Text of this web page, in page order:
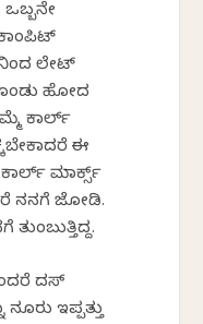
ಒಬ್ಬನೇ
ಲೇಟ್
ಹೋದ
ಕಾರ್ಲ್
ಈ
ಮಾರ್ಕ್ಸ್
ನನಗೆ ಜೋಡಿ.
ದಸ್
ಇಪ್ಪತ್ತು